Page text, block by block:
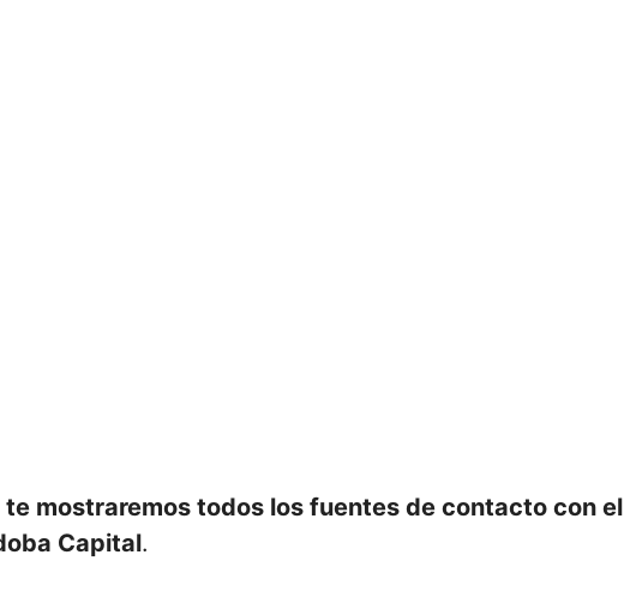
te mostraremos todos los fuentes de contacto con el
Capital.